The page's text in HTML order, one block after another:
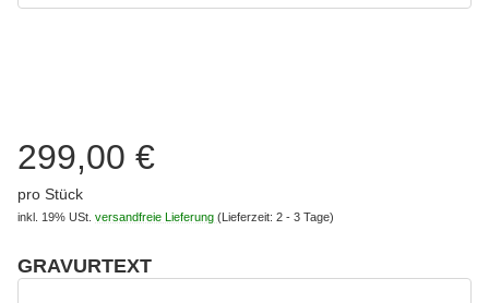
299,00 €
pro Stück
inkl. 19% USt. versandfreie Lieferung (Lieferzeit: 2 - 3 Tage)
GRAVURTEXT